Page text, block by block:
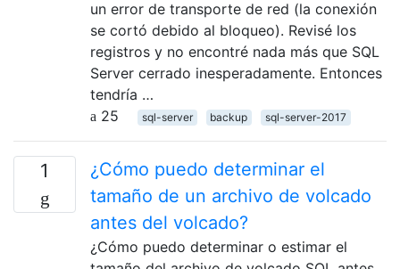
un error de transporte de red (la conexión
se cortó debido al bloqueo). Revisé los
registros y no encontré nada más que SQL
Server cerrado inesperadamente. Entonces
tendría …
25
sql-server backup sql-server-2017
1
¿Cómo puedo determinar el
tamaño de un archivo de volcado
antes del volcado?
¿Cómo puedo determinar o estimar el